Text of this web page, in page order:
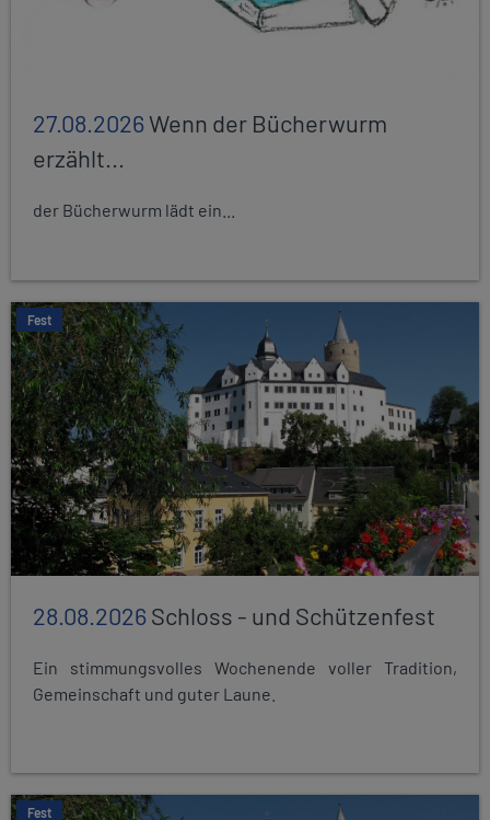
27.08.2026Wenn der Bücherwurm
erzählt...
der Bücherwurm lädt ein...
Fest
28.08.2026Schloss - und Schützenfest
Ein stimmungsvolles Wochenende voller Tradition,
Gemeinschaft und guter Laune.
Fest